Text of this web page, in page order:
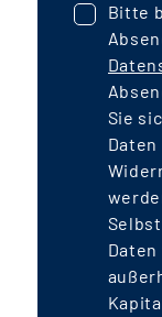
Bitte
Sie